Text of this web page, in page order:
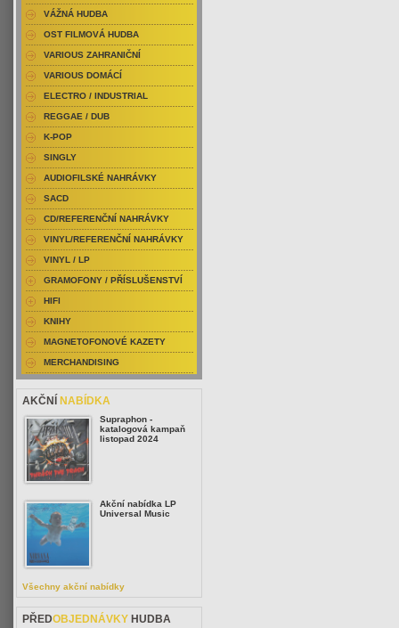
VÁŽNÁ HUDBA
OST FILMOVÁ HUDBA
VARIOUS ZAHRANIČNÍ
VARIOUS DOMÁCÍ
ELECTRO / INDUSTRIAL
REGGAE / DUB
K-POP
SINGLY
AUDIOFILSKÉ NAHRÁVKY
SACD
CD/REFERENČNÍ NAHRÁVKY
VINYL/REFERENČNÍ NAHRÁVKY
VINYL / LP
GRAMOFONY / PŘÍSLUŠENSTVÍ
HIFI
KNIHY
MAGNETOFONOVÉ KAZETY
MERCHANDISING
AKČNÍ NABÍDKA
Supraphon -
katalogová kampaň
listopad 2024
Akční nabídka LP
Universal Music
Všechny akční nabídky
PŘEDOBJEDNÁVKY HUDBA